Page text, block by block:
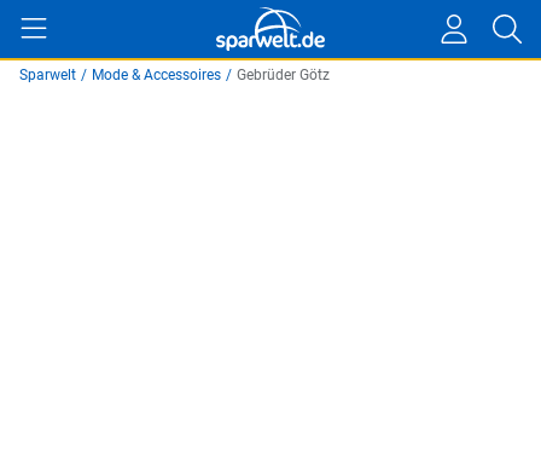
Sparwelt / Mode & Accessoires / Gebrüder Götz